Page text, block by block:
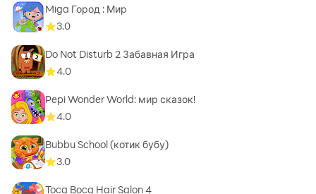
Miga Город : Мир
3.0
Do Not Disturb 2 Забавная Игра
4.0
Pepi Wonder World: мир сказок!
4.0
Bubbu School (котик бубу)
3.0
Toca Boca Hair Salon 4